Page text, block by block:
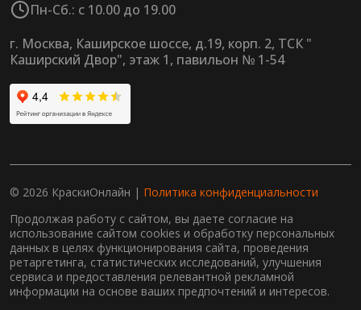
Пн-Сб.: с 10.00 до 19.00
г. Москва, Каширское шоссе, д.19, корп. 2, ТСК "
Каширский Двор", этаж 1, павильон № 1-54
© 2026 КраскиОнлайн | Политика конфиденциальности
Продолжая работу с сайтом, вы даете согласие на
использование сайтом cookies и обработку персональных
данных в целях функционирования сайта, проведения
ретаргетинга, статистических исследований, улучшения
сервиса и предоставления релевантной рекламной
информации на основе ваших предпочтений и интересов.